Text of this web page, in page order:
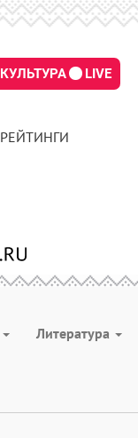
КУЛЬТУРА LIVE
РЕЙТИНГИ
Литература